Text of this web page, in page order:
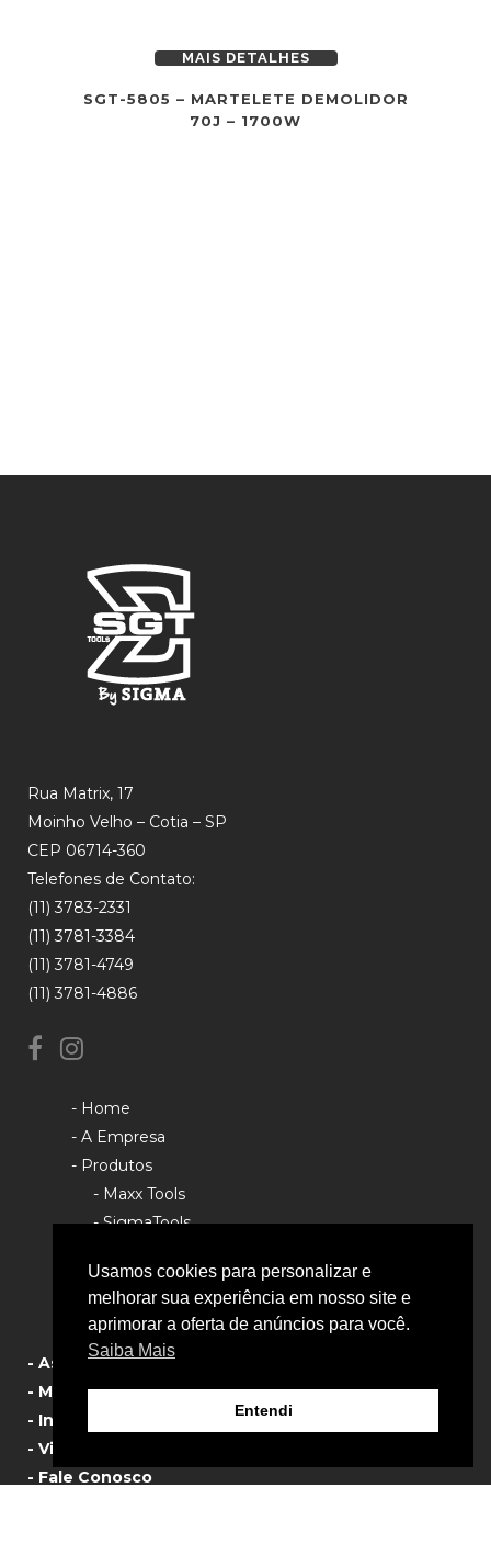
MAIS DETALHES
SGT-5805 – MARTELETE DEMOLIDOR
70J – 1700W
Rua Matrix, 17
Moinho Velho – Cotia – SP
CEP 06714-360
Telefones de Contato:
(11) 3783-2331
(11) 3781-3384
(11) 3781-4749
(11) 3781-4886
- Home
- A Empresa
- Produtos
- Maxx Tools
- SigmaTools
- Política de Privacidade
- Assistência Técnica
- Manual de Produtos
- Informativos
- Vista Explodida
- Fale Conosco
Usamos cookies para personalizar e
melhorar sua experiência em nosso site e
aprimorar a oferta de anúncios para você.
Saiba Mais
Entendi